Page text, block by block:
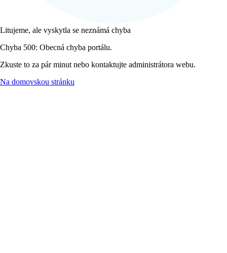
Litujeme, ale vyskytla se neznámá chyba
Chyba 500: Obecná chyba portálu.
Zkuste to za pár minut nebo kontaktujte administrátora webu.
Na domovskou stránku